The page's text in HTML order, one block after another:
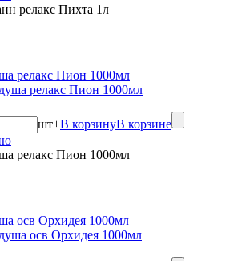
релакс Пихта 1л
релакс Пион 1000мл
шт+В корзинуВ корзине
релакс Пион 1000мл
осв Орхидея 1000мл